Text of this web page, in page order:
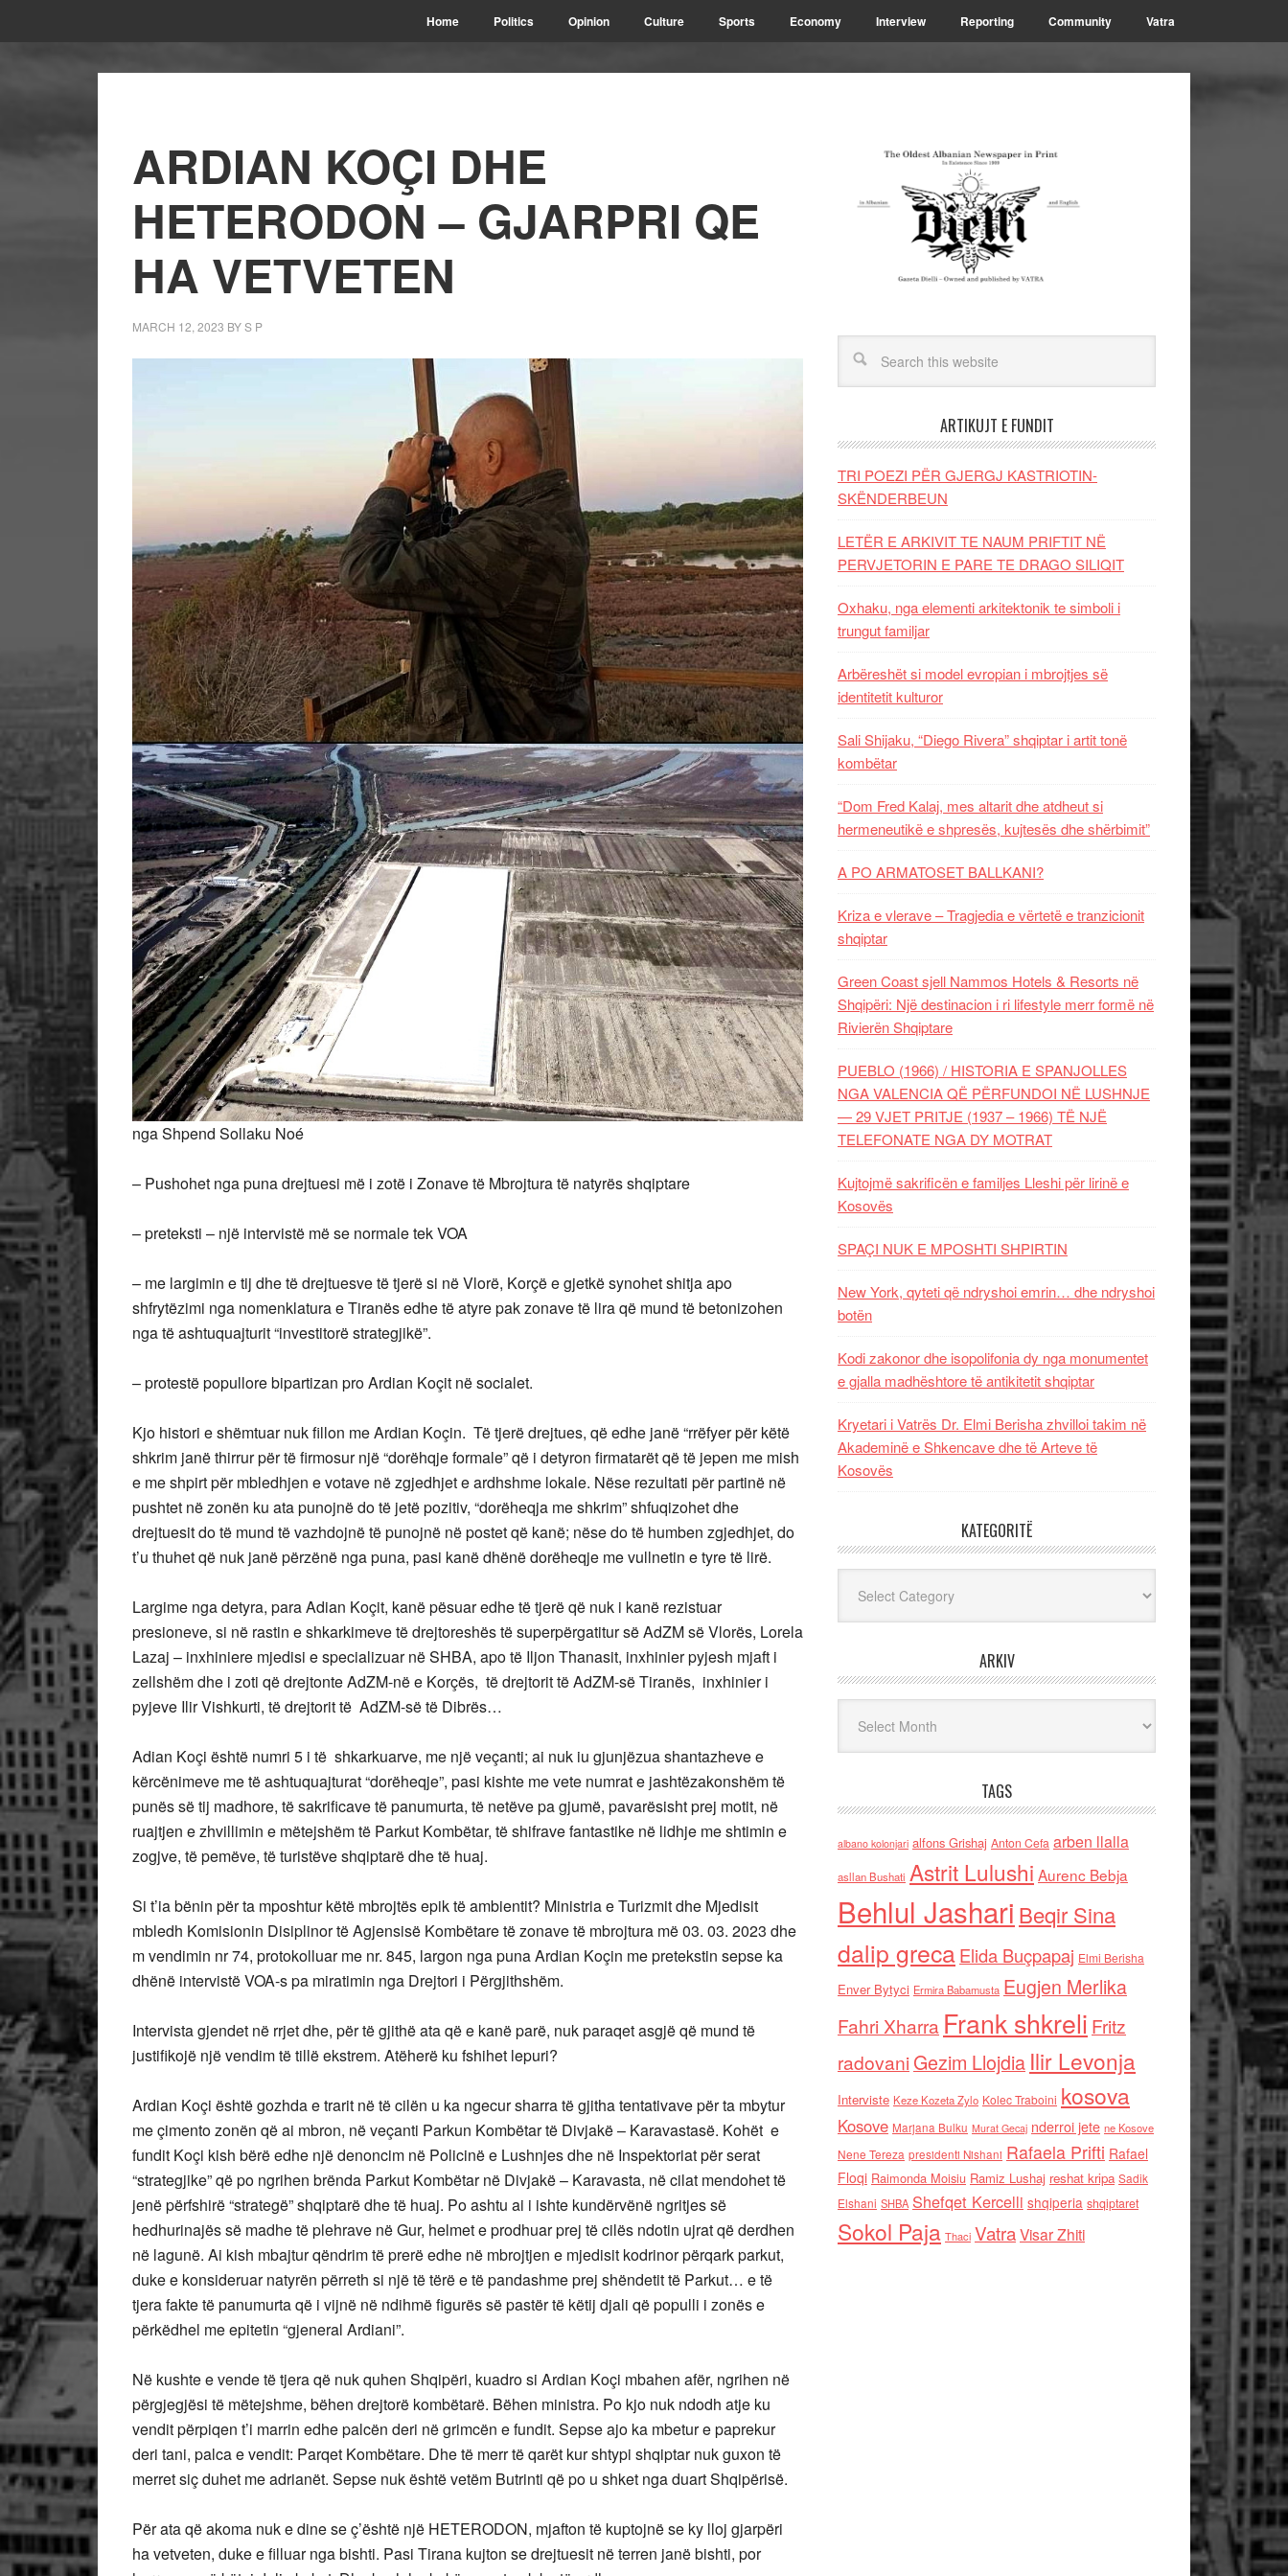
Home Politics Opinion Culture Sports Economy Interview Reporting Community Vatra
ARDIAN KOÇI DHE
HETERODON – GJARPRI QE
HA VETVETEN
MARCH 12, 2023 BYS P
nga Shpend Sollaku Noé
– Pushohet nga puna drejtuesi më i zotë i Zonave të Mbrojtura të natyrës shqiptare
– preteksti – një intervistë më se normale tek VOA
– me largimin e tij dhe të drejtuesve të tjerë si në Vlorë, Korçë e gjetkë synohet shitja apo
shfrytëzimi nga nomenklatura e Tiranës edhe të atyre pak zonave të lira që mund të betonizohen
nga të ashtuquajturit “investitorë strategjikë”.
– protestë popullore bipartizan pro Ardian Koçit në socialet.
Kjo histori e shëmtuar nuk fillon me Ardian Koçin. Të tjerë drejtues, që edhe janë “rrëfyer për këtë
shkrim janë thirrur për të firmosur një “dorëhqje formale” që i detyron firmatarët që të jepen me mish
e me shpirt për mbledhjen e votave në zgjedhjet e ardhshme lokale. Nëse rezultati për partinë në
pushtet në zonën ku ata punojnë do të jetë pozitiv, “dorëheqja me shkrim” shfuqizohet dhe
drejtuesit do të mund të vazhdojnë të punojnë në postet që kanë; nëse do të humben zgjedhjet, do
t’u thuhet që nuk janë përzënë nga puna, pasi kanë dhënë dorëheqje me vullnetin e tyre të lirë.
Largime nga detyra, para Adian Koçit, kanë pësuar edhe të tjerë që nuk i kanë rezistuar
presioneve, si në rastin e shkarkimeve të drejtoreshës të superpërgatitur së AdZM së Vlorës, Lorela
Lazaj – inxhiniere mjedisi e specializuar në SHBA, apo të Iljon Thanasit, inxhinier pyjesh mjaft i
zellshëm dhe i zoti që drejtonte AdZM-në e Korçës, të drejtorit të AdZM-së Tiranës, inxhinier i
pyjeve Ilir Vishkurti, të drejtorit të AdZM-së të Dibrës…
Adian Koçi është numri 5 i të shkarkuarve, me një veçanti; ai nuk iu gjunjëzua shantazheve e
kërcënimeve me të ashtuquajturat “dorëheqje”, pasi kishte me vete numrat e jashtëzakonshëm të
punës së tij madhore, të sakrificave të panumurta, të netëve pa gjumë, pavarësisht prej motit, në
ruajtjen e zhvillimin e mëtejshëm të Parkut Kombëtar, të shifrave fantastike në lidhje me shtimin e
zogjve, të pemëve, të turistëve shqiptarë dhe të huaj.
Si t’ia bënin për ta mposhtur këtë mbrojtës epik të ambientit? Ministria e Turizmit dhe Mjedisit
mbledh Komisionin Disiplinor të Agjensisë Kombëtare të zonave të mbrojtura më 03. 03. 2023 dhe
m vendimin nr 74, protokolluar me nr. 845, largon nga puna Ardian Koçin me pretekstin sepse ka
dhënë intervistë VOA-s pa miratimin nga Drejtori i Përgjithshëm.
Intervista gjendet në rrjet dhe, për të gjithë ata që e kanë parë, nuk paraqet asgjë që mund të
justifikojë një vendim të tillë ekstrem. Atëherë ku fshihet lepuri?
Ardian Koçi është gozhda e trarit në të cilën u ka ngecur sharra të gjitha tentativave për ta mbytur
me çimento zonën që ai mbron, në veçanti Parkun Kombëtar të Divjakë – Karavastasë. Kohët e
fundit Koçi kish bërë edhe një denoncim në Policinë e Lushnjes dhe në Inspektoriat për serat
“strategjike” që po ngrihen brënda Parkut Kombëtar në Divjakë – Karavasta, në cilat mendohet të
jenë përfshirë “strategë” shqiptarë dhe të huaj. Po ashtu ai i ishte kundërvënë ngritjes së
hedhurinajës së madhe të plehrave në Gur, helmet e prodhuar prej të cilës ndotin ujrat që derdhen
në lagunë. Ai kish mbajtur qëndrim të prerë edhe në mbrojtjen e mjedisit kodrinor përqark parkut,
duke e konsideruar natyrën përreth si një të tërë e të pandashme prej shëndetit të Parkut… e të
tjera fakte të panumurta që i vijnë në ndihmë figurës së pastër të këtij djali që populli i zonës e
përkëdhel me epitetin “gjeneral Ardiani”.
Në kushte e vende të tjera që nuk quhen Shqipëri, kuadro si Ardian Koçi mbahen afër, ngrihen në
përgjegjësi të mëtejshme, bëhen drejtorë kombëtarë. Bëhen ministra. Po kjo nuk ndodh atje ku
vendit përpiqen t’i marrin edhe palcën deri në grimcën e fundit. Sepse ajo ka mbetur e paprekur
deri tani, palca e vendit: Parqet Kombëtare. Dhe të merr të qarët kur shtypi shqiptar nuk guxon të
merret siç duhet me adrianët. Sepse nuk është vetëm Butrinti që po u shket nga duart Shqipërisë.
Për ata që akoma nuk e dine se ç’është një HETERODON, mjafton të kuptojnë se ky lloj gjarpëri
ha vetveten, duke e filluar nga bishti. Pasi Tirana kujton se drejtuesit në terren janë bishti, por
ARTIKUJT E FUNDIT
TRI POEZI PËR GJERGJ KASTRIOTIN-
SKËNDERBEUN
LETËR E ARKIVIT TE NAUM PRIFTIT NË
PERVJETORIN E PARE TE DRAGO SILIQIT
Oxhaku, nga elementi arkitektonik te simboli i
trungut familjar
Arbëreshët si model evropian i mbrojtjes së
identitetit kulturor
Sali Shijaku, “Diego Rivera” shqiptar i artit tonë
kombëtar
“Dom Fred Kalaj, mes altarit dhe atdheut si
hermeneutikë e shpresës, kujtesës dhe shërbimit”
A PO ARMATOSET BALLKANI?
Kriza e vlerave – Tragjedia e vërtetë e tranzicionit
shqiptar
Green Coast sjell Nammos Hotels & Resorts në
Shqipëri: Një destinacion i ri lifestyle merr formë në
Rivierën Shqiptare
PUEBLO (1966) / HISTORIA E SPANJOLLES
NGA VALENCIA QË PËRFUNDOI NË LUSHNJE
— 29 VJET PRITJE (1937 – 1966) TË NJË
TELEFONATE NGA DY MOTRAT
Kujtojmë sakrificën e familjes Lleshi për lirinë e
Kosovës
SPAÇI NUK E MPOSHTI SHPIRTIN
New York, qyteti që ndryshoi emrin… dhe ndryshoi
botën
Kodi zakonor dhe isopolifonia dy nga monumentet
e gjalla madhështore të antikitetit shqiptar
Kryetari i Vatrës Dr. Elmi Berisha zhvilloi takim në
Akademinë e Shkencave dhe të Arteve të
Kosovës
KATEGORITË
ARKIV
TAGS
albano kolonjari alfons Grishaj Anton Cefa arben llalla
asllan Bushati Astrit Lulushi Aurenc Bebja
Behlul Jashari Beqir Sina
dalip grecaElida Buçpapaj Elmi Berisha
Enver Bytyci Ermira Babamusta Eugjen Merlika
Fahri Xharra Frank shkreli Fritz
radovaniGezim Llojdia Ilir Levonja
Interviste Keze Kozeta Zylo Kolec Traboini kosova
Kosove Marjana Bulku Murat Gecaj nderroi jete ne Kosove
Nene Tereza presidenti Nishani Rafaela Prifti Rafael
Floqi Raimonda Moisiu Ramiz Lushaj reshat kripa Sadik
Elshani SHBA Shefqet Kercelli shqiperia shqiptaret
Sokol Paja Thaci VatraVisar Zhiti